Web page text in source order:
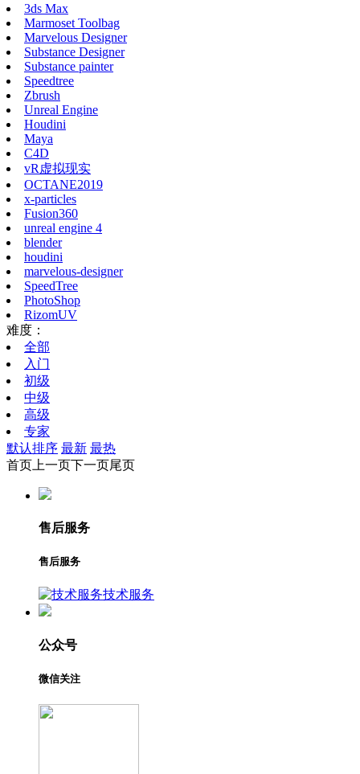
3ds Max
Marmoset Toolbag
Marvelous Designer
Substance Designer
Substance painter
Speedtree
Zbrush
Unreal Engine
Houdini
Maya
C4D
vR虚拟现实
OCTANE2019
x-particles
Fusion360
unreal engine 4
blender
houdini
marvelous-designer
SpeedTree
PhotoShop
RizomUV
难度：
全部
入门
初级
中级
高级
专家
默认排序 最新 最热
首页 上一页下一页尾页
售后服务
售后服务
技术服务
公众号
微信关注